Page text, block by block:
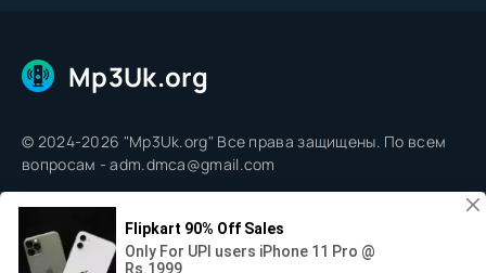
Mp3Uk.org
© 2024-2026 "Mp3Uk.org" Все права защищены. По всем
вопросам - adm.dmca@gmail.com